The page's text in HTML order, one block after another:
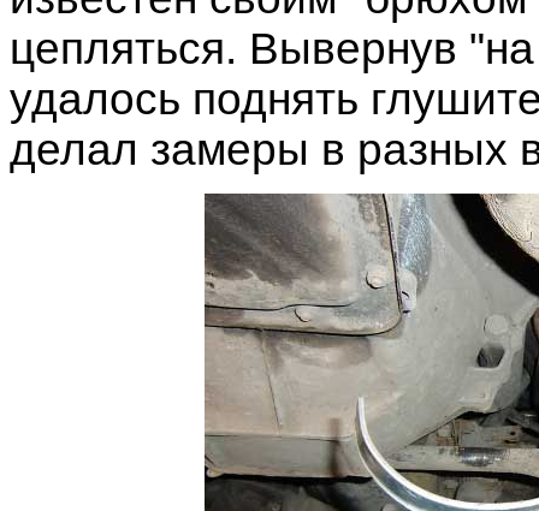
цепляться. Вывернув
удалось поднять
делал замеры в разных